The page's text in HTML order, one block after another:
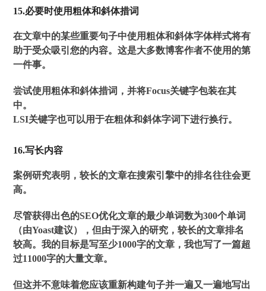
15.必要时使用粗体和斜体措词
在文章中的某些重要句子中使用粗体和斜体字体样式将有
助于受众吸引您的内容。这是大多数博客作者不使用的第
一件事。
尝试使用粗体和斜体措词，并将Focus关键字包装在其
中。
LSI关键字也可以用于在粗体和斜体字词下进行换行。
16.写长内容
案例研究表明，较长的文章在搜索引擎中的排名往往会更
高。
尽管获得出色的SEO优化文章的最少单词数为300个单词
（由Yoast建议），但由于深入的研究，较长的文章排名
较高。我的目标是写至少10​​00字的文章，我也写了一篇超
过11000字的大量文章。
但这并不意味着您应该重新构建句子并一遍又一遍地写出